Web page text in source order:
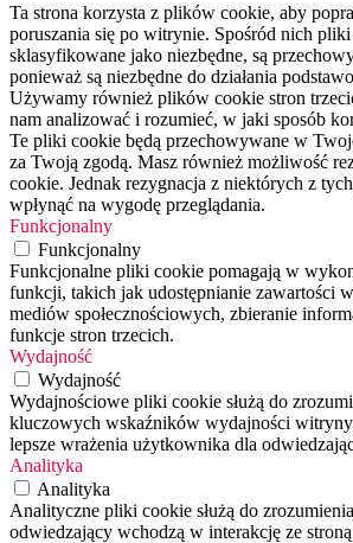
Ta strona korzysta z plików cookie, aby
poruszania się po witrynie. Spośród nich
sklasyfikowane jako niezbędne, są
ponieważ są niezbędne do działania
Używamy również plików cookie stron
nam analizować i rozumieć, w jaki sposób
Te pliki cookie będą przechowywane w
za Twoją zgodą. Masz również możliwość
cookie. Jednak rezygnacja z niektórych z
wpłynąć na wygodę przeglądania.
Funkcjonalny
Funkcjonalny
Funkcjonalne pliki cookie pomagają w
funkcji, takich jak udostępnianie zawartości
mediów społecznościowych, zbieranie
funkcje stron trzecich.
Wydajność
Wydajność
Wydajnościowe pliki cookie służą do
kluczowych wskaźników wydajności
lepsze wrażenia użytkownika dla
Analityka
Analityka
Analityczne pliki cookie służą do
odwiedzający wchodzą w interakcję ze